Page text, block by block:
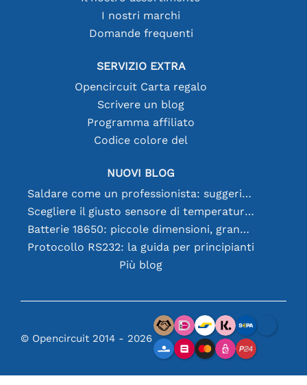
I nostri marchi
Domande frequenti
SERVIZIO EXTRA
Opencircuit Carta regalo
Scrivere un blog
Programma affiliato
Codice colore del
NUOVI BLOG
Saldare come un professionista: suggerimenti per connessioni elettroniche perfette
Scegliere il giusto sensore di temperatura [youtube]
Batterie 18650: piccole dimensioni, grandi prestazioni
Protocollo RS232: la guida per principianti
Più blog
© Opencircuit 2014 - 2026